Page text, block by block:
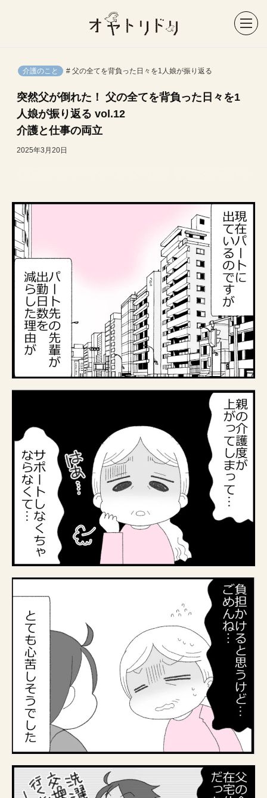
介護のこと # 父の全てを背負った日々を1人娘が振り返る
突然父が倒れた！ 父の全てを背負った日々を1
人娘が振り返る vol.12
介護と仕事の両立
2025年3月20日